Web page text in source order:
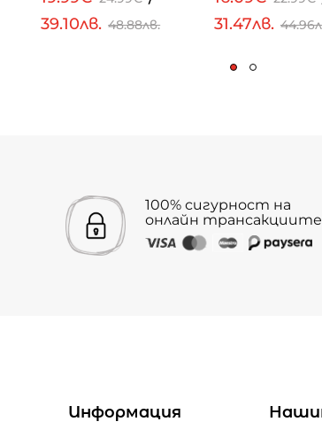
39.10лв. 48.88лв.
31.47лв.
100% сигурност на
онлайн трансакциите
Информация